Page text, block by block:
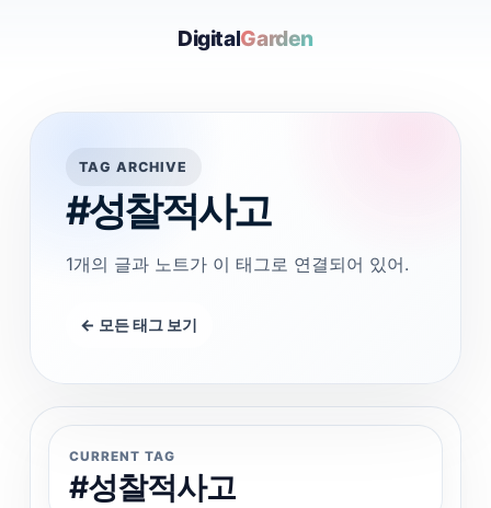
DigitalGarden
TAG ARCHIVE
#성찰적사고
1개의 글과 노트가 이 태그로 연결되어 있어.
← 모든 태그 보기
CURRENT TAG
#성찰적사고